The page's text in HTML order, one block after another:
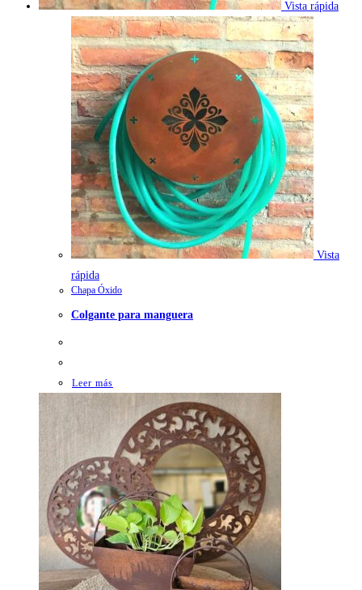
Vista rápida
Vista
rápida
Chapa Óxido
Colgante para manguera
Leer más